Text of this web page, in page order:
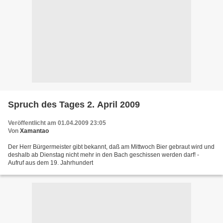
Spruch des Tages 2. April 2009
Veröffentlicht am 01.04.2009 23:05
Von Xamantao
Der Herr Bürgermeister gibt bekannt, daß am Mittwoch Bier gebraut wird und
deshalb ab Dienstag nicht mehr in den Bach geschissen werden darf! -
Aufruf aus dem 19. Jahrhundert